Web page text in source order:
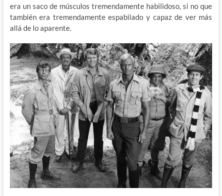
era un saco de músculos tremendamente habilidoso, si no que
también era tremendamente espabilado y capaz de ver más
allá de lo aparente.